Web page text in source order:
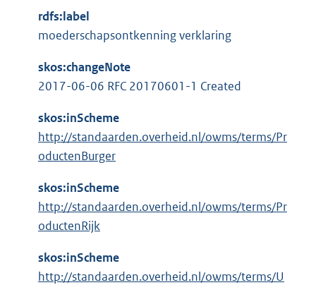
k
:
n
k
e
r
n
e
i
n
k
rdfs:label
moederschapsontkenning verklaring
skos:changeNote
2017-06-06 RFC 20170601-1 Created
skos:inScheme
http://standaarden.overheid.nl/owms/terms/Pr
oductenBurger
skos:inScheme
http://standaarden.overheid.nl/owms/terms/Pr
oductenRijk
skos:inScheme
http://standaarden.overheid.nl/owms/terms/U